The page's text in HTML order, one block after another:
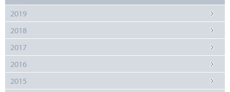
2019
2018
2017
2016
2015